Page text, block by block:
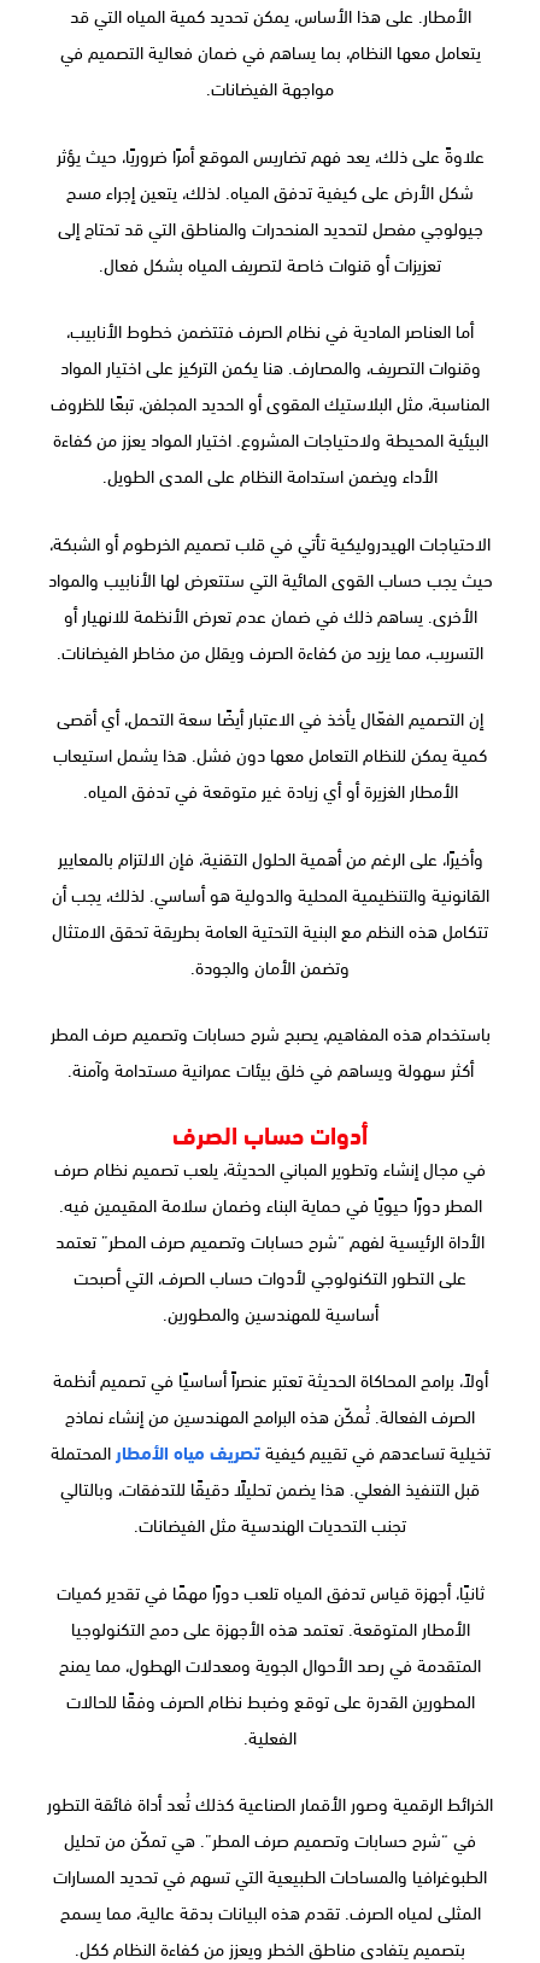
الأمطار. على هذا الأساس، يمكن تحديد كمية المياه التي قد
يتعامل معها النظام، بما يساهم في ضمان فعالية التصميم في
مواجهة الفيضانات.
علاوةً على ذلك، يعد فهم تضاريس الموقع أمرًا ضروريًا، حيث يؤثر
شكل الأرض على كيفية تدفق المياه. لذلك، يتعين إجراء مسح
جيولوجي مفصل لتحديد المنحدرات والمناطق التي قد تحتاج إلى
تعزيزات أو قنوات خاصة لتصريف المياه بشكل فعال.
أما العناصر المادية في نظام الصرف فتتضمن خطوط الأنابيب،
وقنوات التصريف، والمصارف. هنا يكمن التركيز على اختيار المواد
المناسبة، مثل البلاستيك المقوى أو الحديد المجلفن، تبعًا للظروف
البيئية المحيطة ولاحتياجات المشروع. اختيار المواد يعزز من كفاءة
الأداء ويضمن استدامة النظام على المدى الطويل.
الاحتياجات الهيدروليكية تأتي في قلب تصميم الخرطوم أو الشبكة،
حيث يجب حساب القوى المائية التي ستتعرض لها الأنابيب والمواد
الأخرى. يساهم ذلك في ضمان عدم تعرض الأنظمة للانهيار أو
التسريب، مما يزيد من كفاءة الصرف ويقلل من مخاطر الفيضانات.
إن التصميم الفعّال يأخذ في الاعتبار أيضًا سعة التحمل، أي أقصى
كمية يمكن للنظام التعامل معها دون فشل. هذا يشمل استيعاب
الأمطار الغزيرة أو أي زيادة غير متوقعة في تدفق المياه.
وأخيرًا، على الرغم من أهمية الحلول التقنية، فإن الالتزام بالمعايير
القانونية والتنظيمية المحلية والدولية هو أساسي. لذلك، يجب أن
تتكامل هذه النظم مع البنية التحتية العامة بطريقة تحقق الامتثال
وتضمن الأمان والجودة.
باستخدام هذه المفاهيم، يصبح شرح حسابات وتصميم صرف المطر
أكثر سهولة ويساهم في خلق بيئات عمرانية مستدامة وآمنة.
أدوات حساب الصرف
في مجال إنشاء وتطوير المباني الحديثة، يلعب تصميم نظام صرف
المطر دورًا حيويًا في حماية البناء وضمان سلامة المقيمين فيه.
الأداة الرئيسية لفهم “شرح حسابات وتصميم صرف المطر” تعتمد
على التطور التكنولوجي لأدوات حساب الصرف، التي أصبحت
أساسية للمهندسين والمطورين.
أولاً، برامج المحاكاة الحديثة تعتبر عنصراً أساسيًا في تصميم أنظمة
الصرف الفعالة. تُمكّن هذه البرامج المهندسين من إنشاء نماذج
تخيلية تساعدهم في تقييم كيفيةتصريف مياه الأمطار المحتملة
قبل التنفيذ الفعلي. هذا يضمن تحليلًا دقيقًا للتدفقات، وبالتالي
تجنب التحديات الهندسية مثل الفيضانات.
ثانيًا، أجهزة قياس تدفق المياه تلعب دورًا مهمًا في تقدير كميات
الأمطار المتوقعة. تعتمد هذه الأجهزة على دمج التكنولوجيا
المتقدمة في رصد الأحوال الجوية ومعدلات الهطول، مما يمنح
المطورين القدرة على توقع وضبط نظام الصرف وفقًا للحالات
الفعلية.
الخرائط الرقمية وصور الأقمار الصناعية كذلك تُعد أداة فائقة التطور
في “شرح حسابات وتصميم صرف المطر”. هي تمكّن من تحليل
الطبوغرافيا والمساحات الطبيعية التي تسهم في تحديد المسارات
المثلى لمياه الصرف. تقدم هذه البيانات بدقة عالية، مما يسمح
بتصميم يتفادى مناطق الخطر ويعزز من كفاءة النظام ككل.